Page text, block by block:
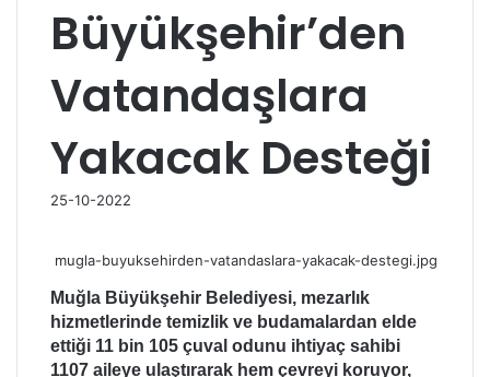
Büyükşehir’den
Vatandaşlara
Yakacak Desteği
25-10-2022
mugla-buyuksehirden-vatandaslara-yakacak-destegi.jpg
Muğla Büyükşehir Belediyesi, mezarlık
hizmetlerinde temizlik ve budamalardan elde
ettiği 11 bin 105 çuval odunu ihtiyaç sahibi
1107 aileye ulaştırarak hem çevreyi koruyor,